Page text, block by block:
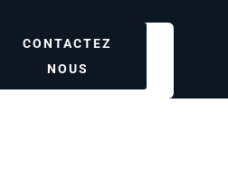
CONTACTEZ
NOUS